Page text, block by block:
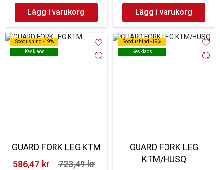
Lägg i varukorg Lägg i varukorg
Soodushind -19%
Kesklaos
Soodushind -19%
Kesklaos
GUARD FORK LEG KTM
586,47 kr‎
723,49 kr‎
Soodushind -19%
Kesklaos
Soodushind -19%
Kesklaos
GUARD FORK LEG
KTM/HUSQ